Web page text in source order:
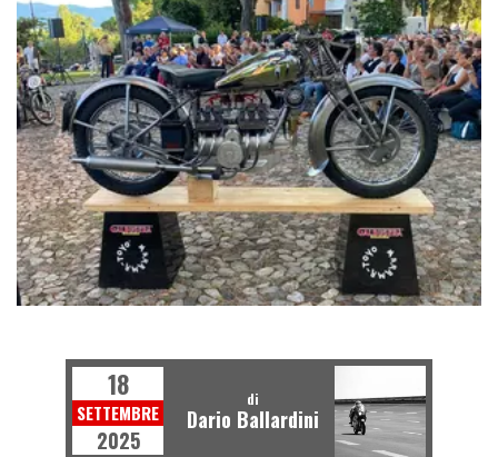
18
SETTEMBRE
2025
di
Dario Ballardini